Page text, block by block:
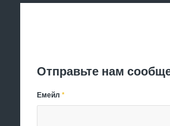
Отправьте нам
Емейл*